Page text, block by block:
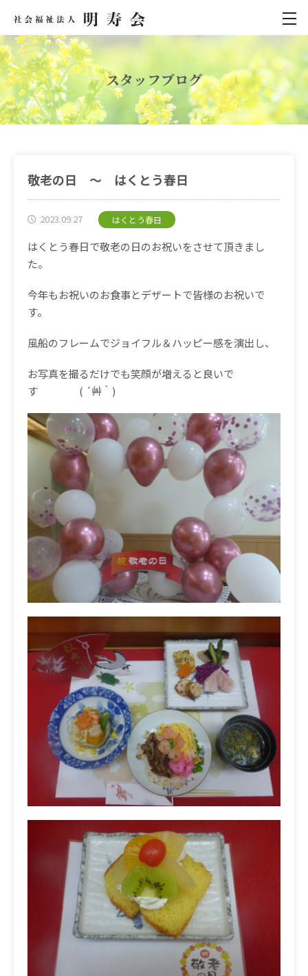
スタッフブログ
敬老の日 ～ はくとう春日
2023.09.27 はくとう春日
はくとう春日で敬老の日のお祝いをさせて頂きまし
た。
今年もお祝いのお食事とデザートで皆様のお祝いで
す。
風船のフレームでジョイフル＆ハッピー感を演出し、
お写真を撮るだけでも笑顔が増えると良いで
す ( ´艸｀)